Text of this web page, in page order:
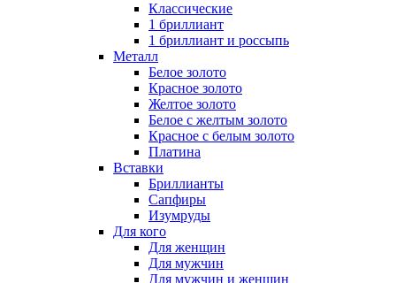
Классические
1 бриллиант
1 бриллиант и россыпь
Металл
Белое золото
Красное золото
Желтое золото
Белое с желтым золото
Красное с белым золото
Платина
Вставки
Бриллианты
Сапфиры
Изумруды
Для кого
Для женщин
Для мужчин
Для мужчин и женщин